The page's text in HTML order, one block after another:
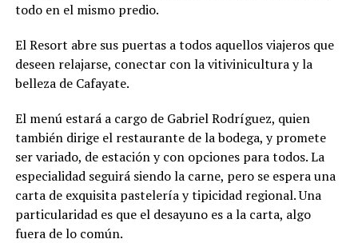
todo en el mismo predio.
El Resort abre sus puertas a todos aquellos viajeros que
deseen relajarse, conectar con la vitivinicultura y la
belleza de Cafayate.
El menú estará a cargo de Gabriel Rodríguez, quien
también dirige el restaurante de la bodega, y promete
ser variado, de estación y con opciones para todos. La
especialidad seguirá siendo la carne, pero se espera una
carta de exquisita pastelería y tipicidad regional. Una
particularidad es que el desayuno es a la carta, algo
fuera de lo común.